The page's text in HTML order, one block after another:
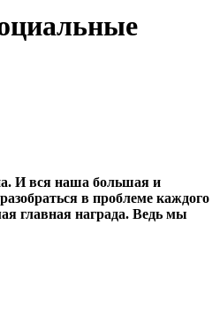
И вся наша большая и
в проблеме каждого
главная награда. Ведь мы